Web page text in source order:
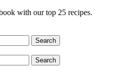
with our top 25 recipes.